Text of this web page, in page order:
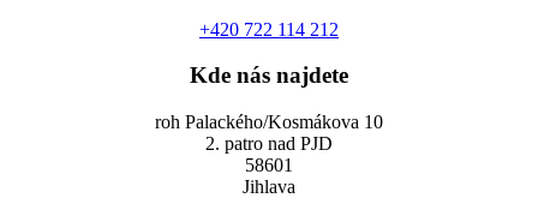
+420 722 114 212
Kde nás najdete
roh Palackého/Kosmákova 10
2. patro nad PJD
58601
Jihlava